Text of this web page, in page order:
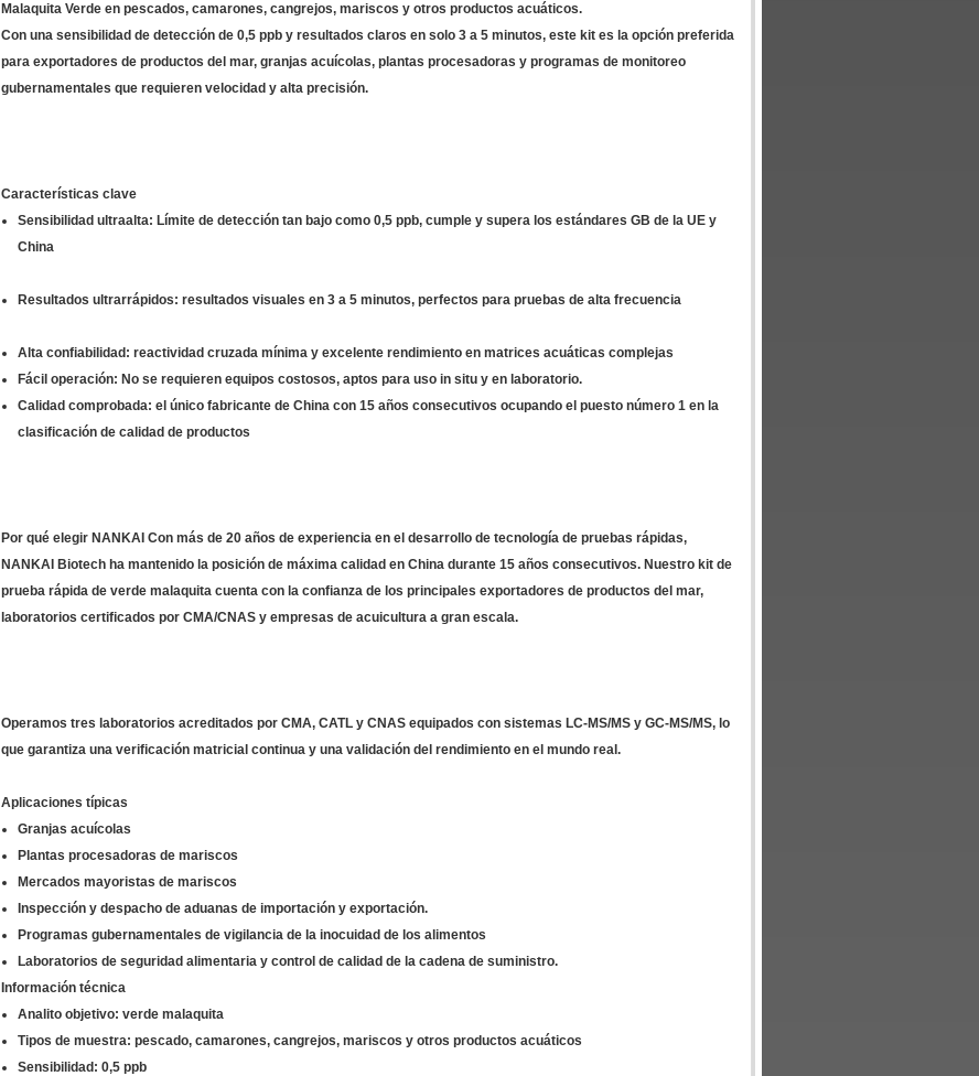
Malaquita Verde en pescados, camarones, cangrejos, mariscos y otros productos acuáticos.
Con una sensibilidad de detección de 0,5 ppb y resultados claros en solo 3 a 5 minutos, este kit es la opción preferida
para exportadores de productos del mar, granjas acuícolas, plantas procesadoras y programas de monitoreo
gubernamentales que requieren velocidad y alta precisión.
Características clave
Sensibilidad ultraalta: Límite de detección tan bajo como 0,5 ppb, cumple y supera los estándares GB de la UE y
China
Resultados ultrarrápidos: resultados visuales en 3 a 5 minutos, perfectos para pruebas de alta frecuencia
Alta confiabilidad: reactividad cruzada mínima y excelente rendimiento en matrices acuáticas complejas
Fácil operación: No se requieren equipos costosos, aptos para uso in situ y en laboratorio.
Calidad comprobada: el único fabricante de China con 15 años consecutivos ocupando el puesto número 1 en la
clasificación de calidad de productos
Por qué elegir NANKAI Con más de 20 años de experiencia en el desarrollo de tecnología de pruebas rápidas,
NANKAI Biotech ha mantenido la posición de máxima calidad en China durante 15 años consecutivos. Nuestro kit de
prueba rápida de verde malaquita cuenta con la confianza de los principales exportadores de productos del mar,
laboratorios certificados por CMA/CNAS y empresas de acuicultura a gran escala.
Operamos tres laboratorios acreditados por CMA, CATL y CNAS equipados con sistemas LC-MS/MS y GC-MS/MS, lo
que garantiza una verificación matricial continua y una validación del rendimiento en el mundo real.
Aplicaciones típicas
Granjas acuícolas
Plantas procesadoras de mariscos
Mercados mayoristas de mariscos
Inspección y despacho de aduanas de importación y exportación.
Programas gubernamentales de vigilancia de la inocuidad de los alimentos
Laboratorios de seguridad alimentaria y control de calidad de la cadena de suministro.
Información técnica
Analito objetivo: verde malaquita
Tipos de muestra: pescado, camarones, cangrejos, mariscos y otros productos acuáticos
Sensibilidad: 0,5 ppb